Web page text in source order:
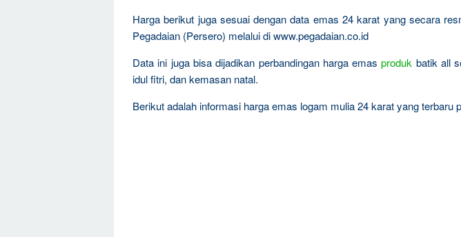
Harga berikut juga sesuai dengan data emas 24 karat yang secara
Pegadaian (Persero) melalui di www.pegadaian.co.id
Data ini juga bisa dijadikan perbandingan harga emasproduk batik all
idul fitri, dan kemasan natal.
Berikut adalah informasi harga emas logam mulia 24 karat yang terbaru